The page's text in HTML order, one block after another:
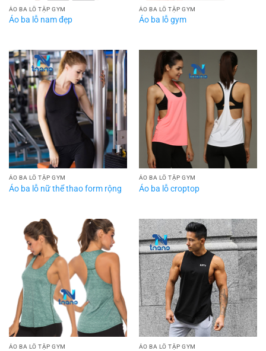
ÁO BA LỖ TẬP GYM
Áo ba lỗ nam đẹp
ÁO BA LỖ TẬP GYM
Áo ba lỗ gym
ÁO BA LỖ TẬP GYM
Áo ba lỗ nữ thể thao form rộng
ÁO BA LỖ TẬP GYM
Áo ba lỗ croptop
ÁO BA LỖ TẬP GYM ÁO BA LỖ TẬP GYM